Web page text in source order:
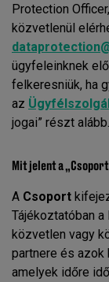
Protection Officer,
közvetlenül
ügyfeleinknek
felkeresniük, ha
az
jogai” részt alább.
Mit jelent a
A Csoport
Tájékoztatóban a
közvetlen vagy
partnere és azok
amelyek időre